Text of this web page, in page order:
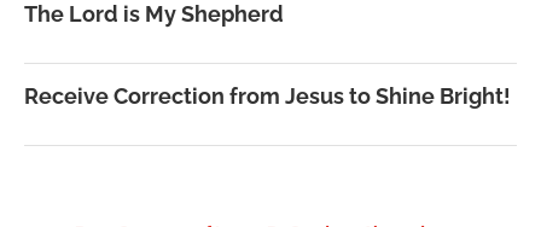
The Lord is My Shepherd
Receive Correction from Jesus to Shine Bright!